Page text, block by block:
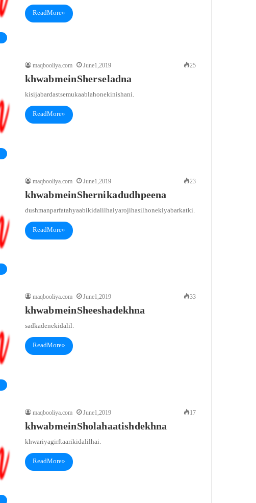
Read More »
maqbooliya.com June 1, 2019 25
khwab mein Sher se ladna
kisi jabardast se mukaabla hone ki nishani.
Read More »
maqbooliya.com June 1, 2019 23
khwab mein Sherni ka dudh peena
dushman par fatahyaabi ki dalil hai ya roji hasil hone ki ya barkat ki.
Read More »
maqbooliya.com June 1, 2019 33
khwab mein Sheesha dekhna
sadka dene ki dalil.
Read More »
maqbooliya.com June 1, 2019 17
khwab mein Sholah aatish dekhna
khwari ya girftaari ki dalil hai.
Read More »